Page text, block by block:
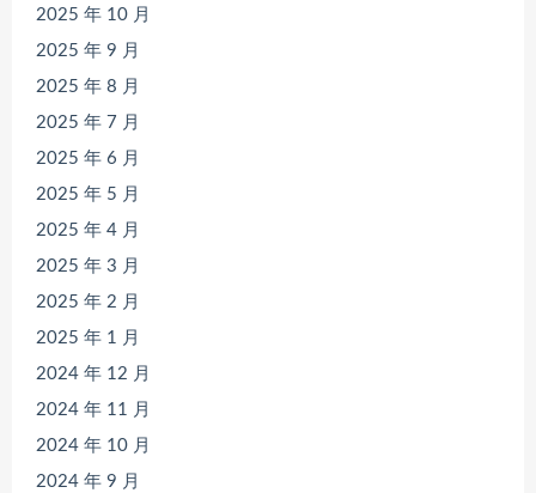
2025 年 10 月
2025 年 9 月
2025 年 8 月
2025 年 7 月
2025 年 6 月
2025 年 5 月
2025 年 4 月
2025 年 3 月
2025 年 2 月
2025 年 1 月
2024 年 12 月
2024 年 11 月
2024 年 10 月
2024 年 9 月